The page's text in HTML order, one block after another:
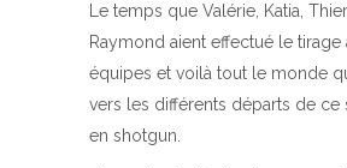
Le temps que Valérie, Katia,
Raymond aient effectué le tirage
équipes et voilà tout le monde
vers les différents départs de ce
en shotgun.